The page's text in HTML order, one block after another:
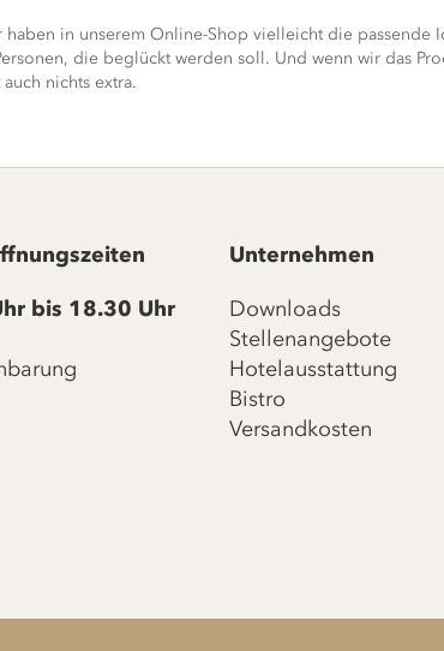
in unserem Online-Shop vielleicht die passende
die beglückt werden soll. Und wenn wir das
nichts extra.
bis 18.30 Uhr
Unternehmen
Downloads
Stellenangebote
Hotelausstattung
Bistro
Versandkosten